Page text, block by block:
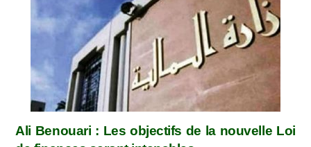
Ali Benouari : Les objectifs de la nouvelle Loi